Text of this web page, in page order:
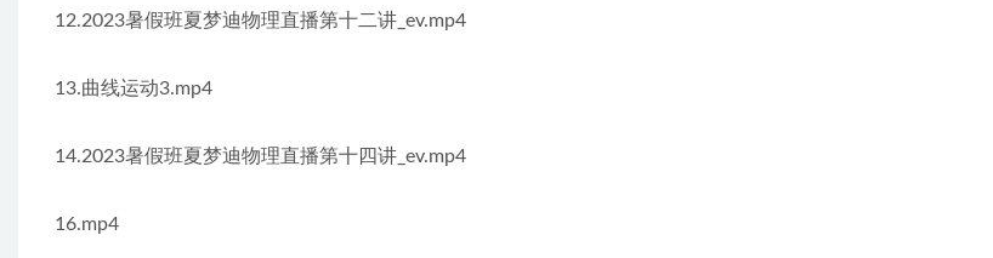
12.2023暑假班夏梦迪物理直播第十二讲_ev.mp4
13.曲线运动3.mp4
14.2023暑假班夏梦迪物理直播第十四讲_ev.mp4
16.mp4